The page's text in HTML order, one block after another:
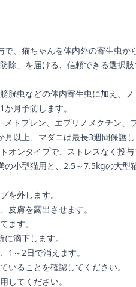
、猫ちゃんを体内外の寄生虫
除」を届ける、信頼できる選択肢
胱虫などの体内寄生虫に加え、
月予防します。
メトプレン、エプリノメクチン、
月以上、マダニは最長3週間保護し
オンタイプで、ストレスなく投与
の小型猫用と、2.5～7.5kgの大型
を外します。
皮膚を露出させます。
ます。
滴下します。
1～2日で消えます。
いることを確認してください。
してください。